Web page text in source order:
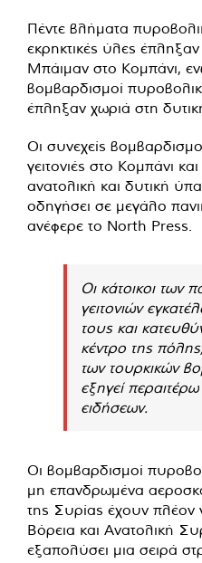
Πέντε βλήματα
εκρηκτικές ύλες
Μπάιμαν στο Κομπάνι,
βομβαρδισμοί
έπληξαν χωριά στη
Οι συνεχείς
γειτονιές στο Κομπάνι
ανατολική και δυτική
οδηγήσει σε μεγάλο
ανέφερε το North Press.
Οι κάτοικοι των
γειτονιών
τους και
κέντρο της
των τουρκικών
εξηγεί
ειδήσεων.
Οι βομβαρδισμοί
μη επανδρωμένα
της Συρίας έχουν πλέον
Βόρεια και Ανατολική
εξαπολύσει μια σειρά